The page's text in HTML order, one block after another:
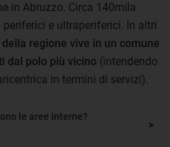
in Abruzzo. Circa 140mila
e ultraperiferici. In altri
regione vive in un comune
dal polo più vicino (intendendo
in termini di servizi).
le aree interne?